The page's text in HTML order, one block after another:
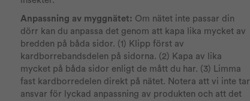
Anpassning av myggnätet: Om nätet inte passar din
dörr kan du anpassa det genom att kapa lika mycket av
bredden på båda sidor. (1) Klipp först av
kardborrebandsdelen på sidorna. (2) Kapa av lika
mycket på båda sidor enligt de mått du har. (3) Limma
fast kardborredelen direkt på nätet. Notera att vi inte tar
ansvar för lyckad anpassning av produkten och att det